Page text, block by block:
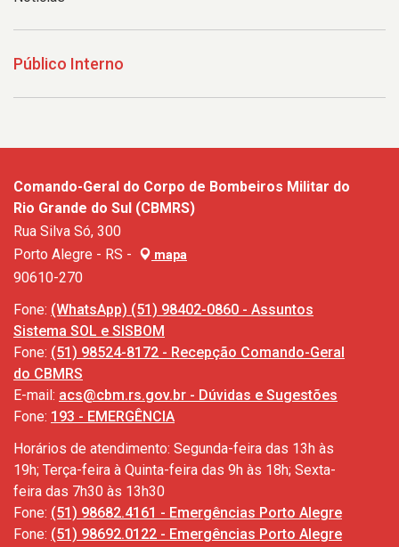
Público Interno
Comando-Geral do Corpo de Bombeiros Militar do
Rio Grande do Sul (CBMRS)
Rua Silva Só, 300
Porto Alegre - RS -
mapa
90610-270
Fone: (WhatsApp) (51) 98402-0860 - Assuntos
Sistema SOL e SISBOM
Fone: (51) 98524-8172 - Recepção Comando-Geral
do CBMRS
E-mail: acs@cbm.rs.gov.br - Dúvidas e Sugestões
Fone: 193 - EMERGÊNCIA
Horários de atendimento: Segunda-feira das 13h às
19h; Terça-feira à Quinta-feira das 9h às 18h; Sexta-
feira das 7h30 às 13h30
Fone: (51) 98682.4161 - Emergências Porto Alegre
Fone: (51) 98692.0122 - Emergências Porto Alegre